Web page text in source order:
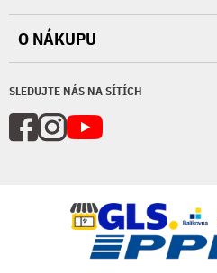
SLEDUJTE NÁS NA SÍTÍCH
O NÁKUPU